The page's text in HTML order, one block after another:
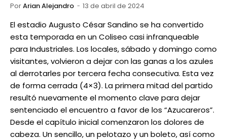
PorArian Alejandro 13 de abril de 2024
El estadio Augusto César Sandino se ha convertido
esta temporada en un Coliseo casi infranqueable
para Industriales. Los locales, sábado y domingo como
visitantes, volvieron a dejar con las ganas a los azules
al derrotarles por tercera fecha consecutiva. Esta vez
de forma cerrada (4×3). La primera mitad del partido
resultó nuevamente el momento clave para dejar
sentenciado el encuentro a favor de los “Azucareros”.
Desde el capítulo inicial comenzaron los dolores de
cabeza. Un sencillo, un pelotazo y un boleto, así como